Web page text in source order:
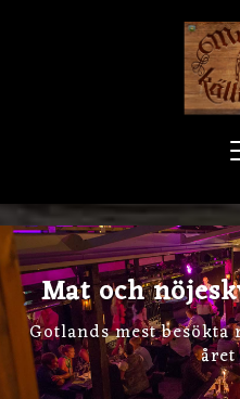
Mat och
Gotlands mest